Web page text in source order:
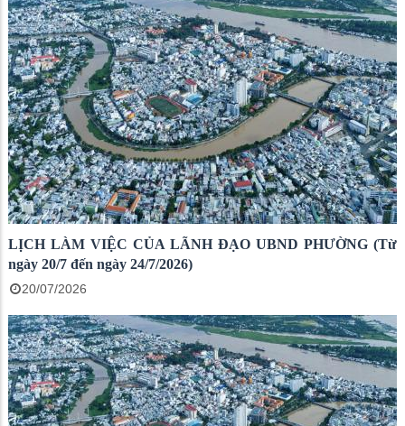
LỊCH LÀM VIỆC CỦA LÃNH ĐẠO UBND PHƯỜNG (Từ
ngày 20/7 đến ngày 24/7/2026)
20/07/2026